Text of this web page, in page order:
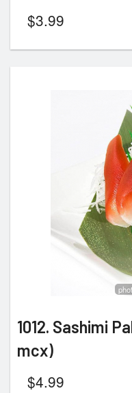
$3.99
1012. Sashimi
mcx)
$4.99